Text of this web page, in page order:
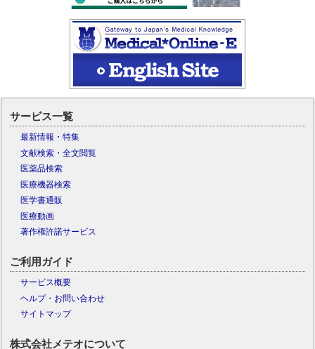
サービス一覧
最新情報・特集
文献検索・全文閲覧
医薬品検索
医療機器検索
医学書通販
医療動画
著作権許諾サービス
ご利用ガイド
サービス概要
ヘルプ・お問い合わせ
サイトマップ
株式会社メテオについて